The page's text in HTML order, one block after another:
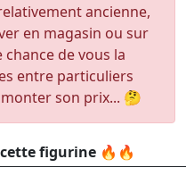
ancienne,
en magasin ou sur
de vous la
entre particuliers
son prix... 🤔
figurine 🔥🔥